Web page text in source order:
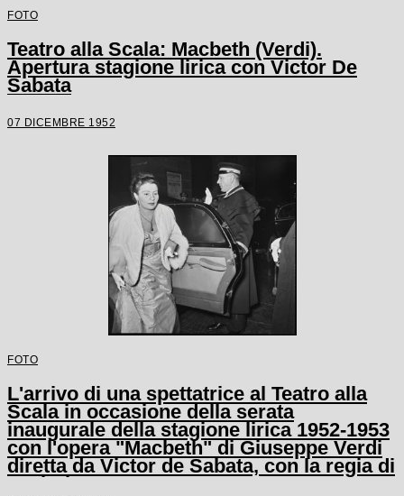
FOTO
Teatro alla Scala: Macbeth (Verdi).
Apertura stagione lirica con Victor De
Sabata
07 DICEMBRE 1952
FOTO
L'arrivo di una spettatrice al Teatro alla
Scala in occasione della serata
inaugurale della stagione lirica 1952-1953
con l'opera "Macbeth" di Giuseppe Verdi
diretta da Victor de Sabata, con la regia di
Carl Ebert